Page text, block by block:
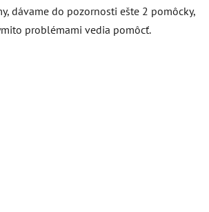
dávame do pozornosti ešte 2 pomôcky,
problémami vedia pomôcť.